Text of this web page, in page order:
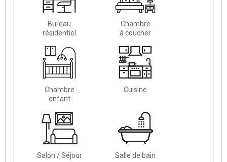
Bureau
résidentiel
Chambre
à coucher
Chambre
enfant
Cuisine
Salon / Séjour Salle de bain